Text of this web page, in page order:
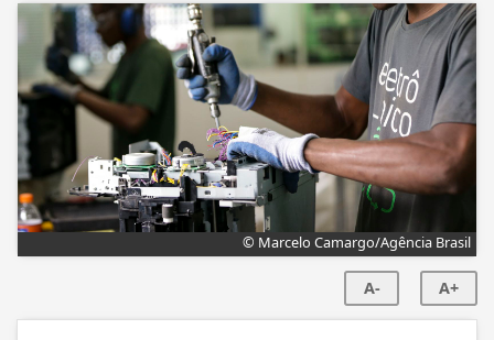
© Marcelo Camargo/Agência Brasil
A- A+